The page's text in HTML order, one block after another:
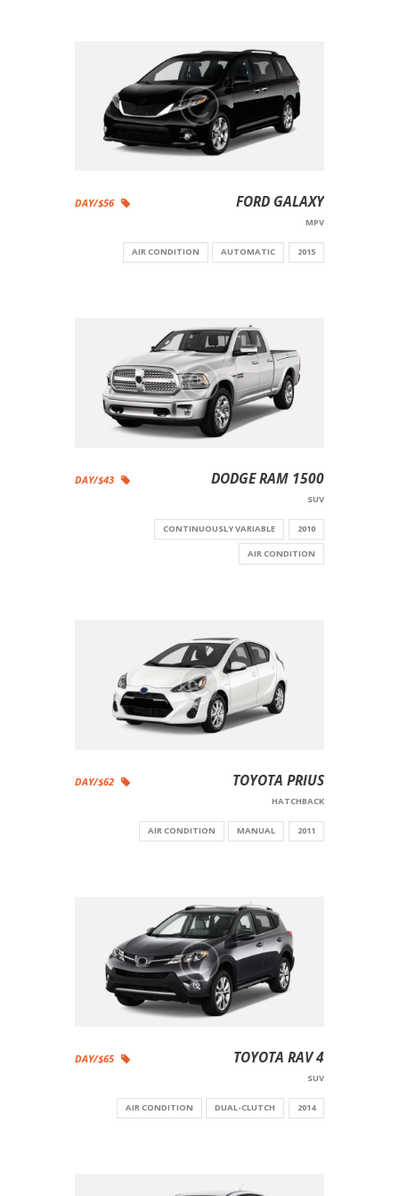
FORD GALAXY
MPV
$56/DAY
2015
AUTOMATIC
AIR CONDITION
DODGE RAM 1500
SUV
$43/DAY
2010
CONTINUOUSLY VARIABLE
AIR CONDITION
TOYOTA PRIUS
HATCHBACK
$62/DAY
2011
MANUAL
AIR CONDITION
TOYOTA RAV 4
SUV
$65/DAY
2014
DUAL-CLUTCH
AIR CONDITION